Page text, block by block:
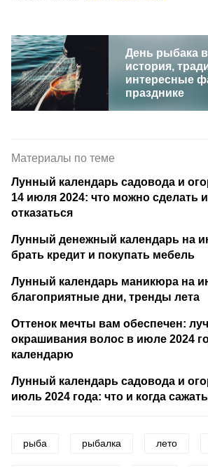
День рыбака в
история,
интересные
празднике
Материалы по теме
Лунный календарь садовода и
14 июля 2024: что можно сделать и
отказаться
Лунный денежный календарь на
брать кредит и покупать мебель
Лунный календарь маникюра на
благоприятные дни, тренды лета
Оттенок мечты вам обеспечен:
окрашивания волос в июле 2024
календарю
Лунный календарь садовода и
июль 2024 года: что и когда
рыба рыбалка лето